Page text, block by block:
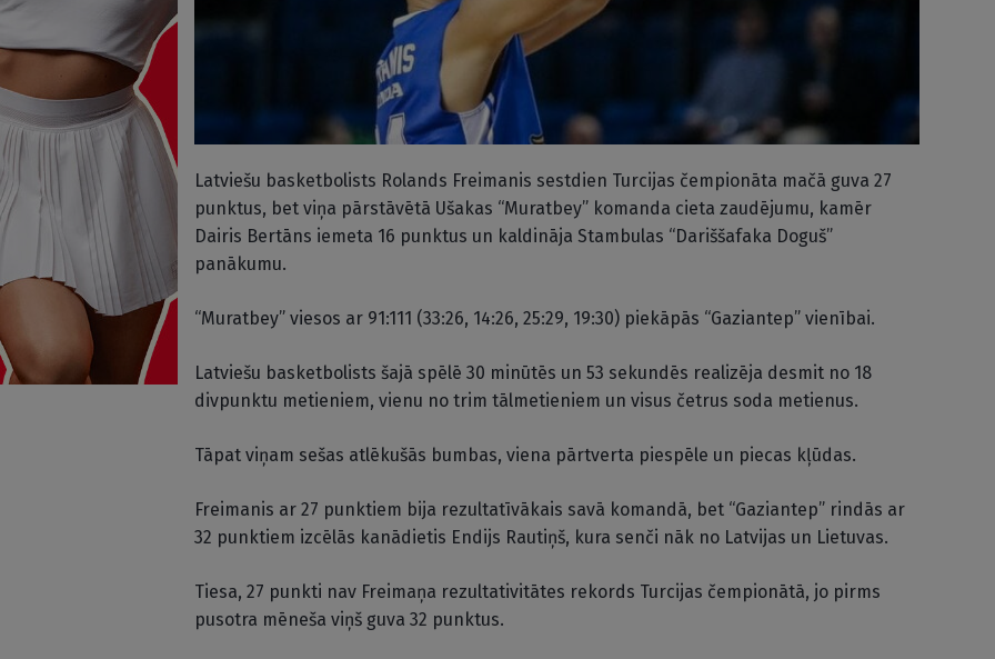
Latviešu basketbolists Rolands Freimanis sestdien Turcijas čempionāta mačā guva 27
punktus, bet viņa pārstāvētā Ušakas “Muratbey” komanda cieta zaudējumu, kamēr
Dairis Bertāns iemeta 16 punktus un kaldināja Stambulas “Dariššafaka Doguš”
panākumu.
“Muratbey” viesos ar 91:111 (33:26, 14:26, 25:29, 19:30) piekāpās “Gaziantep” vienībai.
Latviešu basketbolists šajā spēlē 30 minūtēs un 53 sekundēs realizēja desmit no 18
divpunktu metieniem, vienu no trim tālmetieniem un visus četrus soda metienus.
Tāpat viņam sešas atlēkušās bumbas, viena pārtverta piespēle un piecas kļūdas.
Freimanis ar 27 punktiem bija rezultatīvākais savā komandā, bet “Gaziantep” rindās ar
32 punktiem izcēlās kanādietis Endijs Rautiņš, kura senči nāk no Latvijas un Lietuvas.
Tiesa, 27 punkti nav Freimaņa rezultativitātes rekords Turcijas čempionātā, jo pirms
pusotra mēneša viņš guva 32 punktus.